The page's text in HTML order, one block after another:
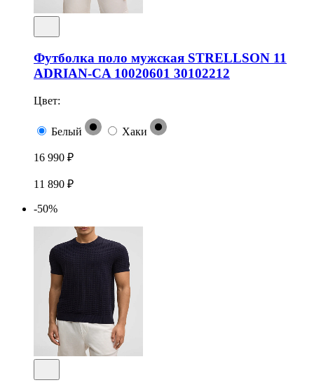
Футболка поло мужская STRELLSON 11
ADRIAN-CA 10020601 30102212
Цвет:
Белый Хаки
16 990 ₽
11 890 ₽
-50%